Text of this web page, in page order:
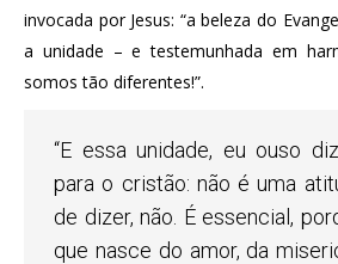
invocada por Jesus: “a beleza do
a unidade – e testemunhada em
somos tão diferentes!”.
“E essa unidade, eu ouso
para o cristão: não é uma
de dizer, não. É essencial,
que nasce do amor, da